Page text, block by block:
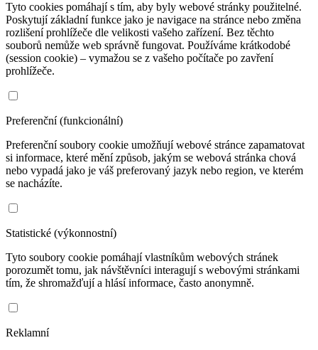
Tyto cookies pomáhají s tím, aby byly webové stránky použitelné.
Poskytují základní funkce jako je navigace na stránce nebo změna
rozlišení prohlížeče dle velikosti vašeho zařízení. Bez těchto
souborů nemůže web správně fungovat. Používáme krátkodobé
(session cookie) – vymažou se z vašeho počítače po zavření
prohlížeče.
Preferenční (funkcionální)
Preferenční soubory cookie umožňují webové stránce zapamatovat
si informace, které mění způsob, jakým se webová stránka chová
nebo vypadá jako je váš preferovaný jazyk nebo region, ve kterém
se nacházíte.
Statistické (výkonnostní)
Tyto soubory cookie pomáhají vlastníkům webových stránek
porozumět tomu, jak návštěvníci interagují s webovými stránkami
tím, že shromažďují a hlásí informace, často anonymně.
Reklamní